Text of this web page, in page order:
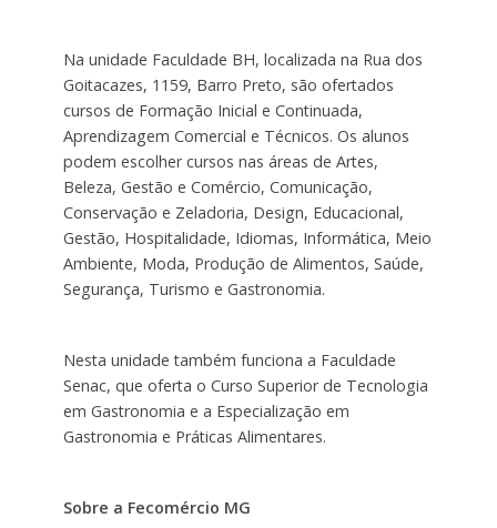
Na unidade Faculdade BH, localizada na Rua dos
Goitacazes, 1159, Barro Preto, são ofertados
cursos de Formação Inicial e Continuada,
Aprendizagem Comercial e Técnicos. Os alunos
podem escolher cursos nas áreas de Artes,
Beleza, Gestão e Comércio, Comunicação,
Conservação e Zeladoria, Design, Educacional,
Gestão, Hospitalidade, Idiomas, Informática, Meio
Ambiente, Moda, Produção de Alimentos, Saúde,
Segurança, Turismo e Gastronomia.
Nesta unidade também funciona a Faculdade
Senac, que oferta o Curso Superior de Tecnologia
em Gastronomia e a Especialização em
Gastronomia e Práticas Alimentares.
Sobre a Fecomércio MG